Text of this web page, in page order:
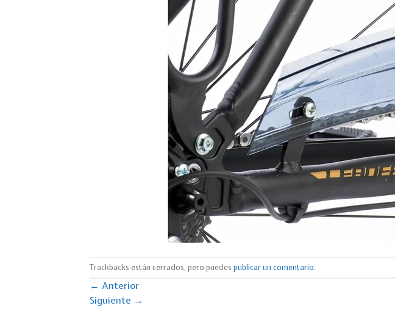
Trackbacks están cerrados, pero puedes publicar un comentario.
← Anterior
Siguiente →